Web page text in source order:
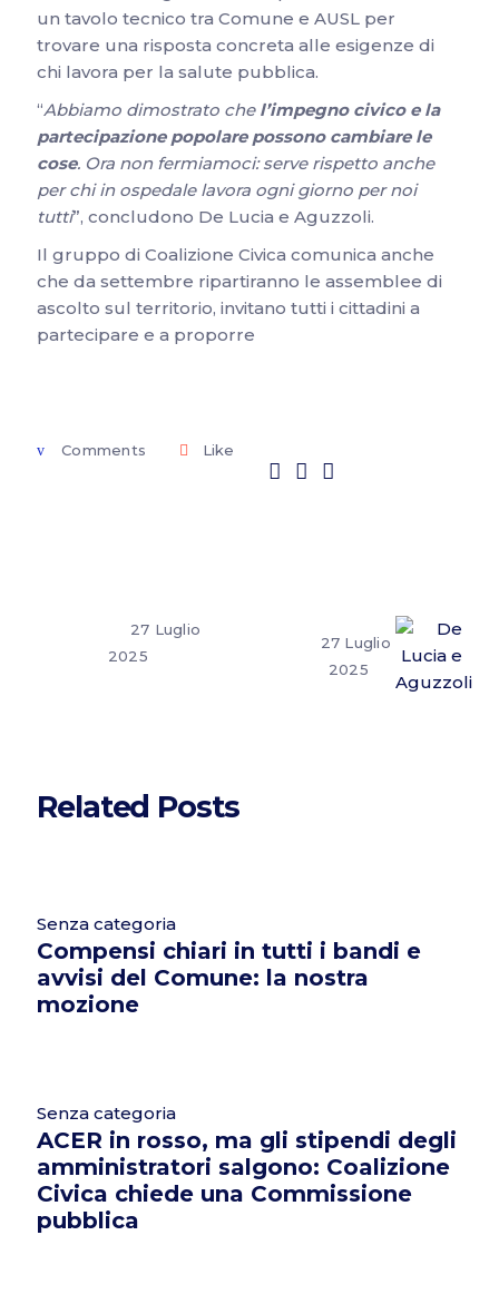
un tavolo tecnico tra Comune e AUSL per
trovare una risposta concreta alle esigenze di
chi lavora per la salute pubblica.
“Abbiamo dimostrato chel’impegno civico e la
partecipazione popolare possono cambiare le
cose. Ora non fermiamoci: serve rispetto anche
per chi in ospedale lavora ogni giorno per noi
tutti”, concludono De Lucia e Aguzzoli.
Il gruppo di Coalizione Civica comunica anche
che da settembre ripartiranno le assemblee di
ascolto sul territorio, invitano tutti i cittadini a
partecipare e a proporre
Comments Like
27 Luglio
2025
27 Luglio
2025
Related Posts
Senza categoria
Compensi chiari in tutti i bandi e
avvisi del Comune: la nostra
mozione
Senza categoria
ACER in rosso, ma gli stipendi degli
amministratori salgono: Coalizione
Civica chiede una Commissione
pubblica